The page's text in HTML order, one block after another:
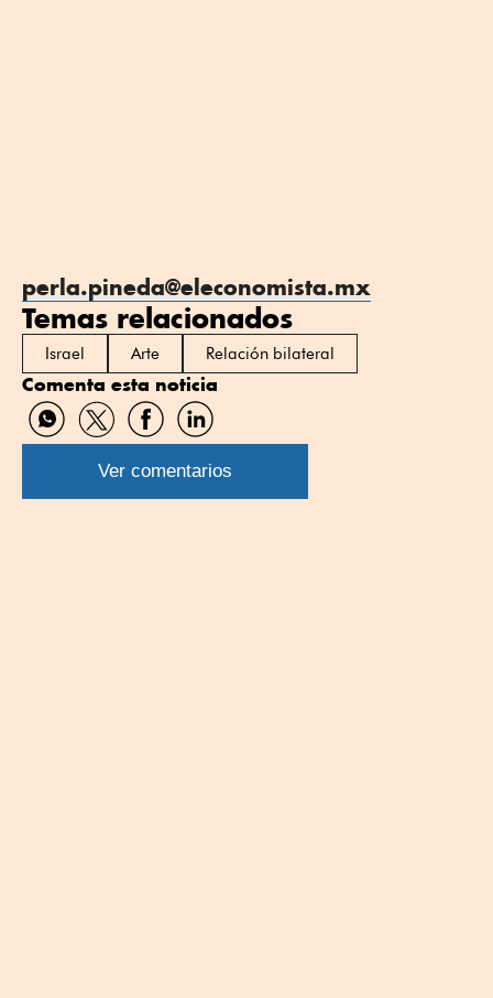
perla.pineda@eleconomista.mx
Temas relacionados
Israel Arte Relación bilateral
Comenta esta noticia
Compartir
por
WhatsApp
Compartir
por
Twitter
Compartir
por
Facebook
Compartir
por
Linkedin
Ver comentarios